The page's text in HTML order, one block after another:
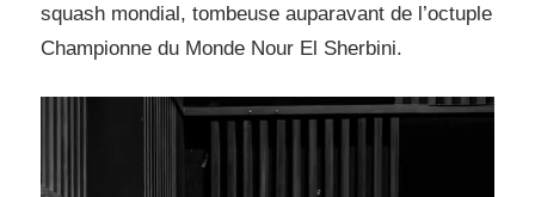
squash mondial, tombeuse auparavant de l’octuple
Championne du Monde Nour El Sherbini.